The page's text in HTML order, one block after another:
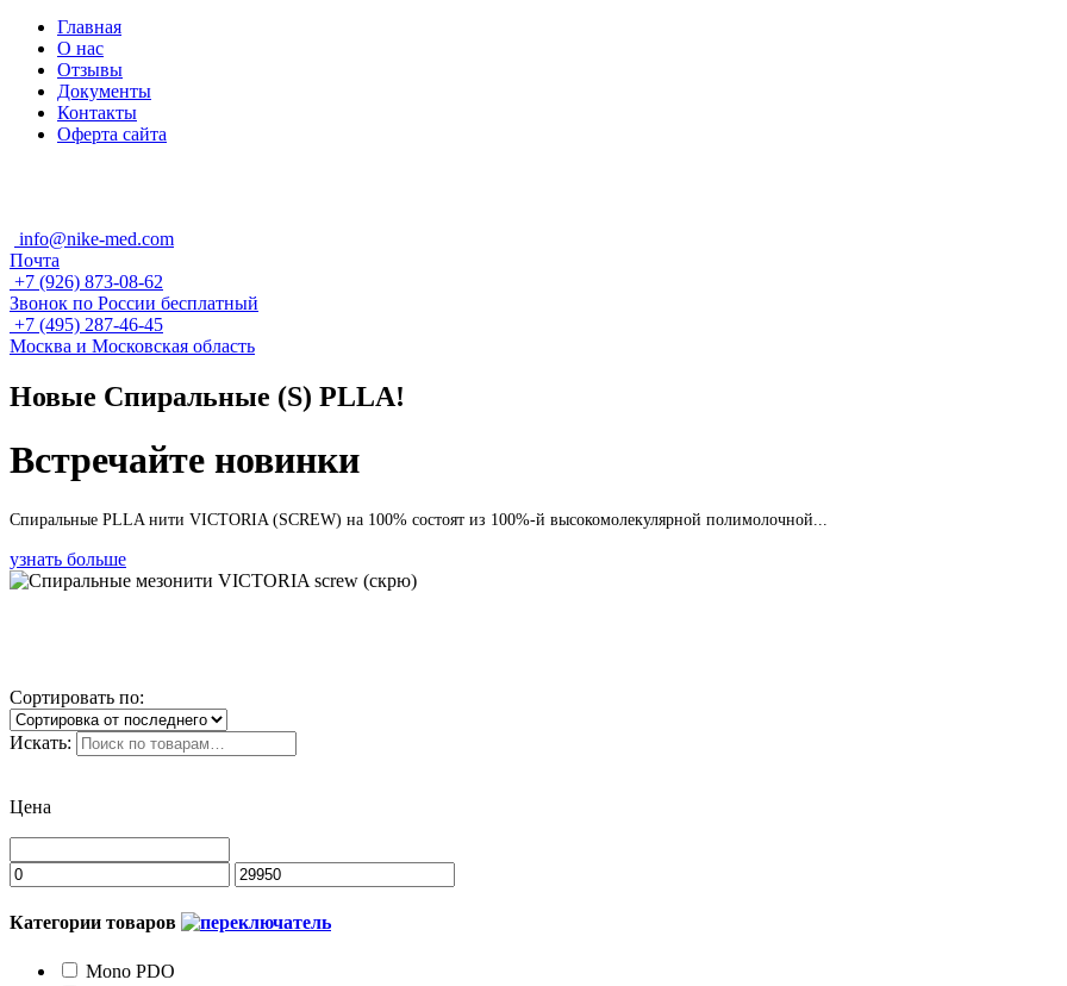
Главная
О нас
Отзывы
Документы
Контакты
Оферта сайта
info@nike-med.com
Почта
+7 (926) 873-08-62
Звонок по России бесплатный
+7 (495) 287-46-45
Москва и Московская область
Новые Спиральные (S) PLLA!
Встречайте новинки
Спиральные PLLA нити VICTORIA (SCREW) на 100% состоят из 100%-й высокомолекулярной полимолочной...
узнать больше
Сортировать по:
Искать:
Цена
Категории товаров
Мono PDO